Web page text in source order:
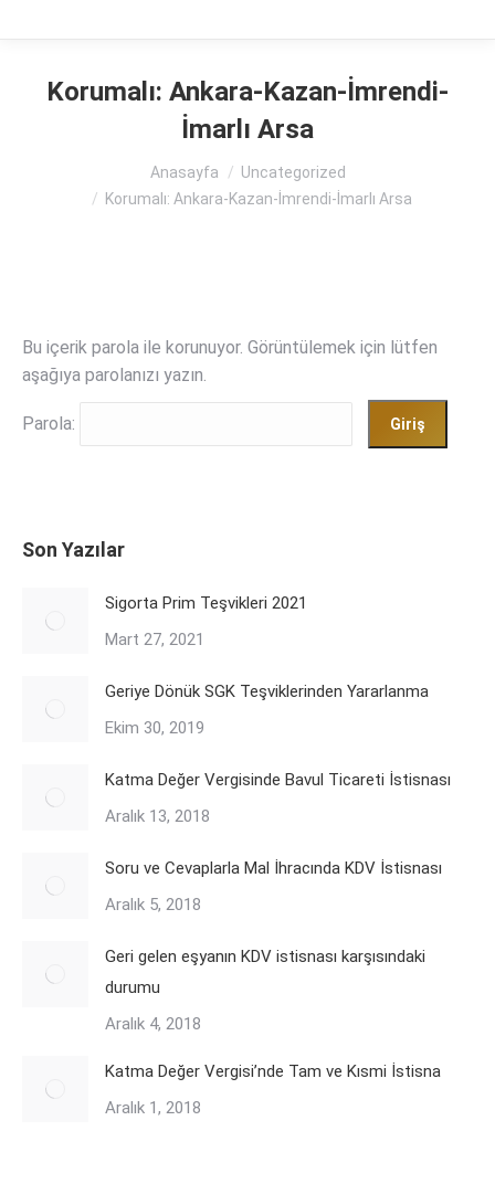
Korumalı: Ankara-Kazan-İmrendi-
İmarlı Arsa
Anasayfa
Uncategorized
Korumalı: Ankara-Kazan-İmrendi-İmarlı Arsa
Bu içerik parola ile korunuyor. Görüntülemek için lütfen
aşağıya parolanızı yazın.
Parola:
Son Yazılar
Sigorta Prim Teşvikleri 2021
Mart 27, 2021
Geriye Dönük SGK Teşviklerinden Yararlanma
Ekim 30, 2019
Katma Değer Vergisinde Bavul Ticareti İstisnası
Aralık 13, 2018
Soru ve Cevaplarla Mal İhracında KDV İstisnası
Aralık 5, 2018
Geri gelen eşyanın KDV istisnası karşısındaki
durumu
Aralık 4, 2018
Katma Değer Vergisi’nde Tam ve Kısmi İstisna
Aralık 1, 2018